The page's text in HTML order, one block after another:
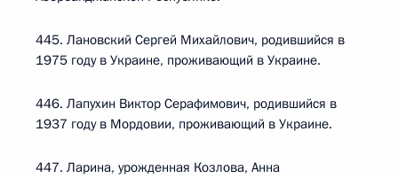
445. Лановский Сергей Михайлович, родившийся в
1975 году в Украине, проживающий в Украине.
446. Лапухин Виктор Серафимович, родившийся в
1937 году в Мордовии, проживающий в Украине.
447. Ларина, урожденная Козлова, Анна